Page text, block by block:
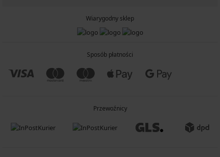
Wiarygodny sklep
Sposób płatności
Przewoźnicy